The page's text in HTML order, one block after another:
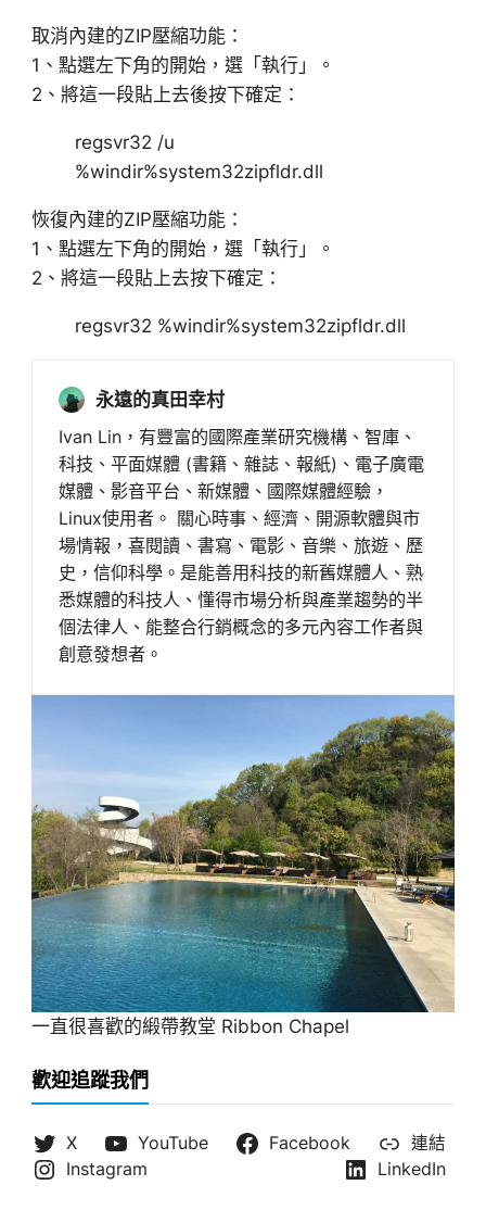
取消內建的ZIP壓縮功能：
1、點選左下角的開始，選「執行」。
2、將這一段貼上去後按下確定：
regsvr32 /u
%windir%system32zipfldr.dll
恢復內建的ZIP壓縮功能：
1、點選左下角的開始，選「執行」。
2、將這一段貼上去按下確定：
regsvr32 %windir%system32zipfldr.dll
永遠的真田幸村
Ivan Lin，有豐富的國際產業研究機構、智庫、
科技、平面媒體 (書籍、雜誌、報紙)、電子廣電
媒體、影音平台、新媒體、國際媒體經驗，
Linux使用者。 關心時事、經濟、開源軟體與市
場情報，喜閱讀、書寫、電影、音樂、旅遊、歷
史，信仰科學。是能善用科技的新舊媒體人、熟
悉媒體的科技人、懂得市場分析與產業趨勢的半
個法律人、能整合行銷概念的多元內容工作者與
創意發想者。
一直很喜歡的緞帶教堂 Ribbon Chapel
歡迎追蹤我們
X YouTube Facebook
連結
Instagram
LinkedIn